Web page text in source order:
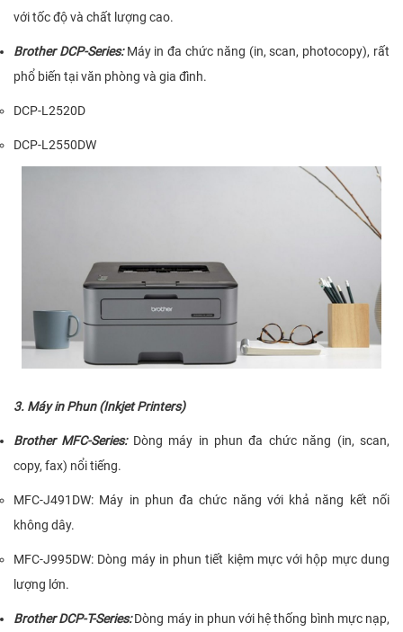
với tốc độ và chất lượng cao.
Brother DCP-Series:Máy in đa chức năng (in, scan, photocopy), rất
phổ biến tại văn phòng và gia đình.
DCP-L2520D
DCP-L2550DW
3. Máy in Phun (Inkjet Printers)
Brother MFC-Series:Dòng máy in phun đa chức năng (in, scan,
copy, fax) nổi tiếng.
MFC-J491DW: Máy in phun đa chức năng với khả năng kết nối
không dây.
MFC-J995DW: Dòng máy in phun tiết kiệm mực với hộp mực dung
lượng lớn.
Brother DCP-T-Series:Dòng máy in phun với hệ thống bình mực nạp,